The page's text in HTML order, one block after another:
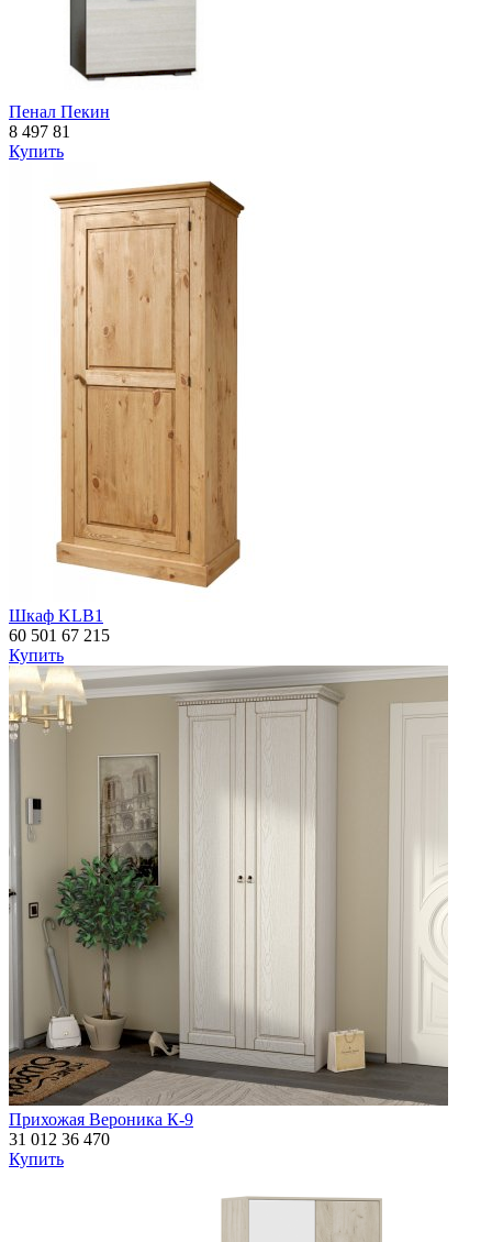
Пенал Пекин
8 497 81
Купить
Шкаф KLB1
60 501 67 215
Купить
Прихожая Вероника К-9
31 012 36 470
Купить